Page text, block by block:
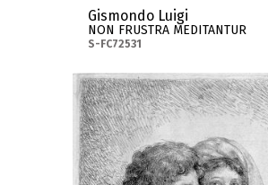
Gismondo Luigi
NON FRUSTRA MEDITANTUR
S-FC72531